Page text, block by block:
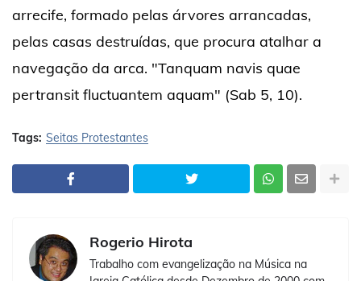
arrecife, formado pelas árvores arrancadas,
pelas casas destruídas, que procura atalhar a
navegação da arca. "Tanquam navis quae
pertransit fluctuantem aquam" (Sab 5, 10).
Tags: Seitas Protestantes
Rogerio Hirota
Trabalho com evangelização na Música na